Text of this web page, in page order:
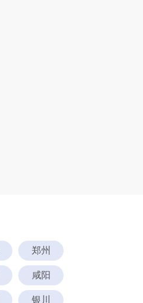
郑州
咸阳
银川